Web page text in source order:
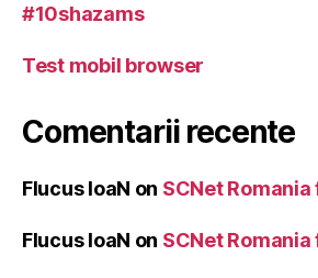
#10shazams
Test mobil browser
Comentarii recente
Flucus IoaN on SCNet
Flucus IoaN on SCNet